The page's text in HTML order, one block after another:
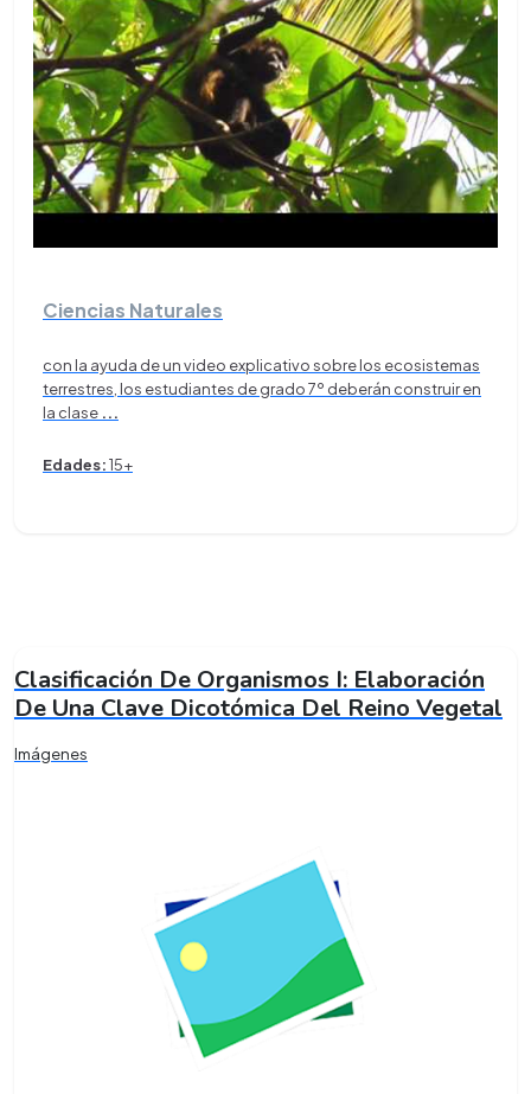
Ciencias Naturales
con la ayuda de un video explicativo sobre los ecosistemas
terrestres, los estudiantes de grado 7º deberán construir en
la clase ...
Edades:15+
Clasificación De Organismos I: Elaboración
De Una Clave Dicotómica Del Reino Vegetal
Imágenes